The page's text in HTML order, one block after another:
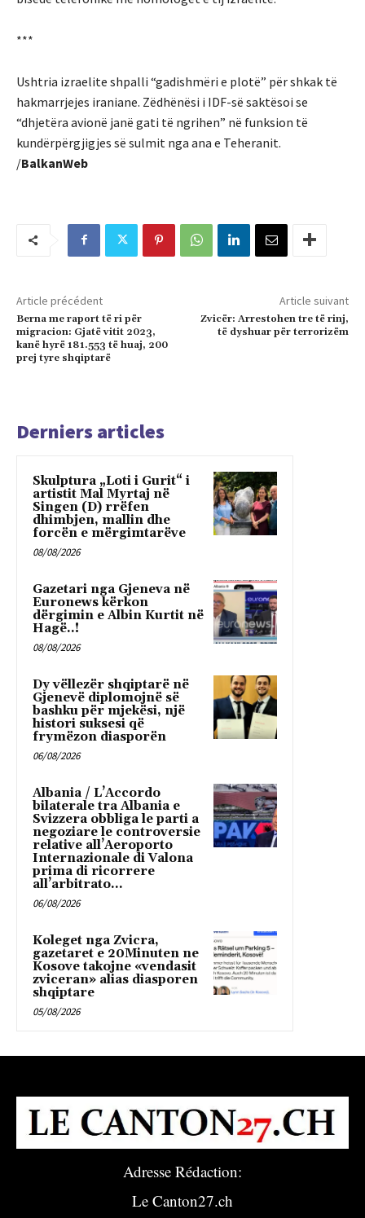
***
Ushtria izraelite shpalli “gadishmëri e plotë” për shkak të
hakmarrjejes iraniane. Zëdhënësi i IDF-së saktësoi se
“dhjetëra avionë janë gati të ngrihen” në funksion të
kundërpërgjigjes së sulmit nga ana e Teheranit.
/BalkanWeb
Article précédent
Berna me raport të ri për
migracion: Gjatë vitit 2023,
kanë hyrë 181.553 të huaj, 200
prej tyre shqiptarë
Article suivant
Zvicër: Arrestohen tre të rinj,
të dyshuar për terrorizëm
Derniers articles
Skulptura „Loti i Gurit“ i
artistit Mal Myrtaj në
Singen (D) rrëfen
dhimbjen, mallin dhe
forcën e mërgimtarëve
08/08/2026
Gazetari nga Gjeneva në
Euronews kërkon
dërgimin e Albin Kurtit në
Hagë..!
08/08/2026
Dy vëllezër shqiptarë në
Gjenevë diplomojnë së
bashku për mjekësi, një
histori suksesi që
frymëzon diasporën
06/08/2026
Albania / L’Accordo
bilaterale tra Albania e
Svizzera obbliga le parti a
negoziare le controversie
relative all’Aeroporto
Internazionale di Valona
prima di ricorrere
all’arbitrato...
06/08/2026
Koleget nga Zvicra,
gazetaret e 20Minuten ne
Kosove takojne «vendasit
zviceran» alias diasporen
shqiptare
05/08/2026
Adresse Rédaction:
Le Canton27.ch